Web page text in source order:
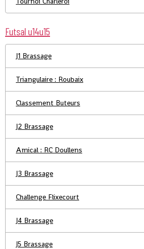
Futsal u14u15
J1 Brassage
Triangulaire : Roubaix
Classement Buteurs
J2 Brassage
Amical : RC Doullens
J3 Brassage
Challenge Flixecourt
J4 Brassage
J5 Brassage